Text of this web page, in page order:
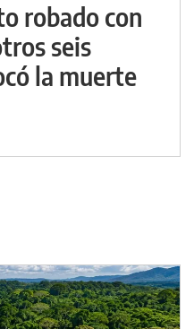
robado con
seis
la muerte